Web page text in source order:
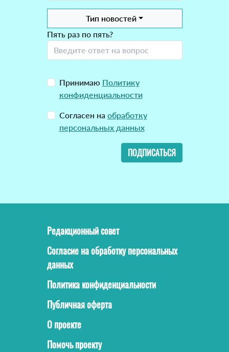
Тип новостей
Пять раз по пять?
Принимаю Политику
конфиденциальности
Согласен на обработку
персональных данных
ПОДПИСАТЬСЯ
Редакционный совет
Согласие на обработку персональных
данных
Политика конфиденциальности
Публичная оферта
О проекте
Помочь проекту